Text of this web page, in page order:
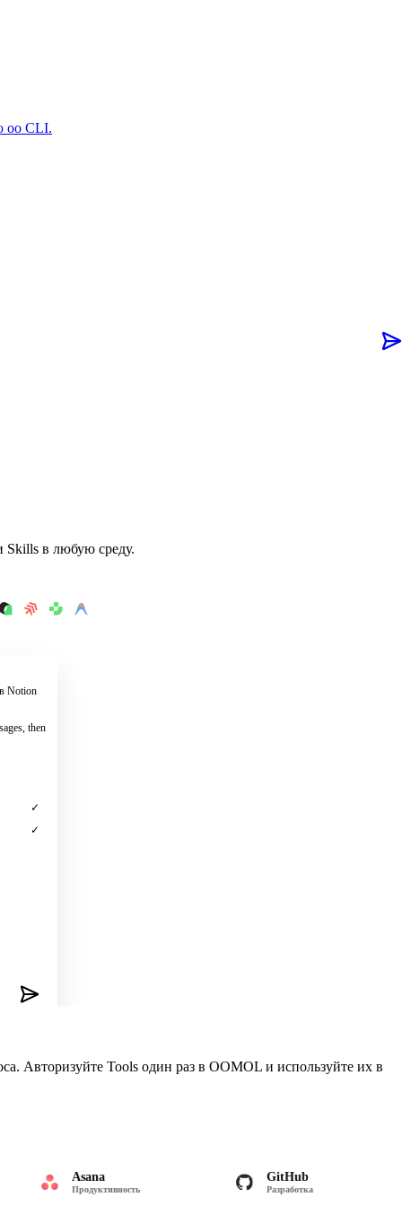
oo CLI.
Skills в любую среду.
Notion
then
✓
✓
Авторизуйте Tools один раз в OOMOL и используйте их в
Asana
Продуктивность
GitHub
Разработка